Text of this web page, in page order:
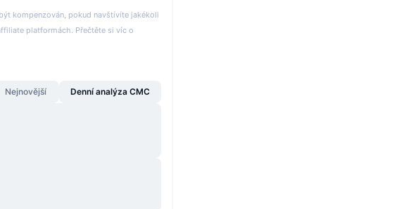
kompenzován, pokud navštívíte jakékoli
platformách. Přečtěte si víc o
Nejnovější Denní analýza CMC